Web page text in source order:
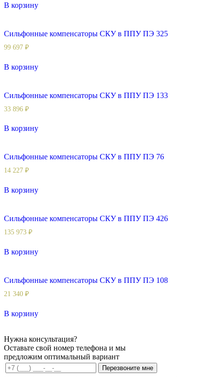
В корзину
Сильфонные компенсаторы СКУ в ППУ ПЭ 325
99 697 ₽
В корзину
Сильфонные компенсаторы СКУ в ППУ ПЭ 133
33 896 ₽
В корзину
Сильфонные компенсаторы СКУ в ППУ ПЭ 76
14 227 ₽
В корзину
Сильфонные компенсаторы СКУ в ППУ ПЭ 426
135 973 ₽
В корзину
Сильфонные компенсаторы СКУ в ППУ ПЭ 108
21 340 ₽
В корзину
Нужна консультация?
Оставьте свой номер телефона и мы
предложим оптимальный вариант
Перезвоните мне